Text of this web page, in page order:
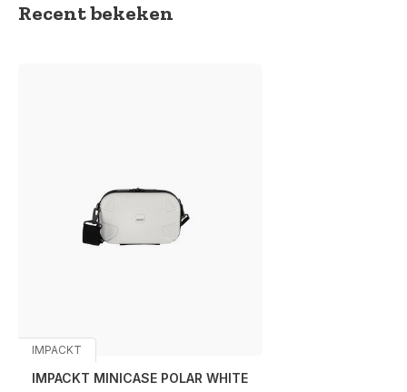
Recent bekeken
IMPACKT
IMPACKT MINICASE POLAR WHITE